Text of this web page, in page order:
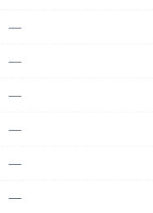
—
—
—
—
—
—